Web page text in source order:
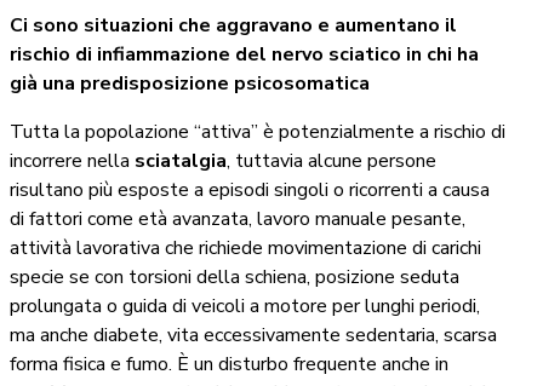
Ci sono situazioni che aggravano e aumentano il
rischio di infiammazione del nervo sciatico in chi ha
già una predisposizione psicosomatica
Tutta la popolazione “attiva” è potenzialmente a rischio di
incorrere nella sciatalgia, tuttavia alcune persone
risultano più esposte a episodi singoli o ricorrenti a causa
di fattori come età avanzata, lavoro manuale pesante,
attività lavorativa che richiede movimentazione di carichi
specie se con torsioni della schiena, posizione seduta
prolungata o guida di veicoli a motore per lunghi periodi,
ma anche diabete, vita eccessivamente sedentaria, scarsa
forma fisica e fumo. È un disturbo frequente anche in